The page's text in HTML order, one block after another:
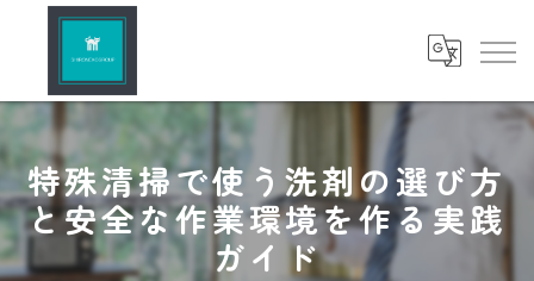
特殊清掃で使う洗剤の選び方
と安全な作業環境を作る実践
ガイド